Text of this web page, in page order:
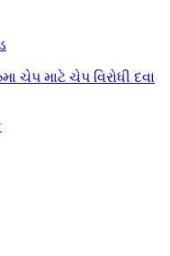
ચેપ માટે ચેપ વિરોધી દવા